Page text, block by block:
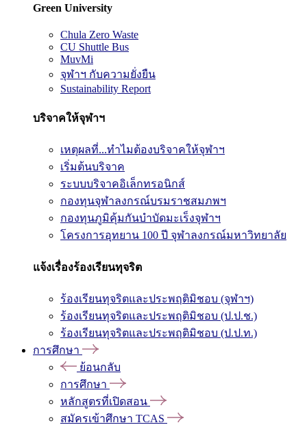
Green University
Chula Zero Waste
CU Shuttle Bus
MuvMi
จุฬาฯ กับความยั่งยืน
Sustainability Report
บริจาคให้จุฬาฯ
เหตุผลที่...ทำไมต้องบริจาคให้จุฬาฯ
เริ่มต้นบริจาค
ระบบบริจาคอิเล็กทรอนิกส์
กองทุนจุฬาลงกรณ์บรมราชสมภพฯ
กองทุนภูมิคุ้มกันบำบัดมะเร็งจุฬาฯ
โครงการอุทยาน 100 ปี จุฬาลงกรณ์มหาวิทยาลัย
แจ้งเรื่องร้องเรียนทุจริต
ร้องเรียนทุจริตและประพฤติมิชอบ (จุฬาฯ)
ร้องเรียนทุจริตและประพฤติมิชอบ (ป.ป.ช.)
ร้องเรียนทุจริตและประพฤติมิชอบ (ป.ป.ท.)
การศึกษา
ย้อนกลับ
การศึกษา
หลักสูตรที่เปิดสอน
สมัครเข้าศึกษา TCAS